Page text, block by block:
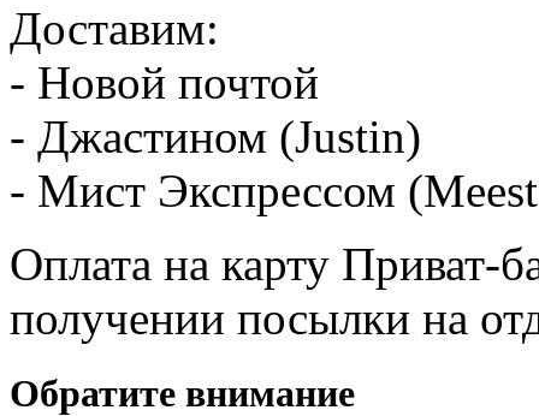
Доставим:
- Новой почтой
- Джастином (Justin)
- Мист Экспрессом
Оплата на карту Приват-
получении посылки на
Обратите внимание